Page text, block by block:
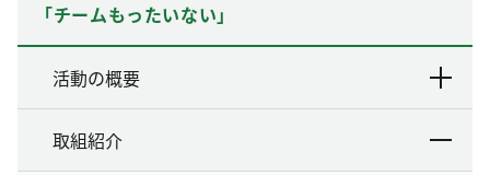
「チームもったいない」
活動の概要
取組紹介